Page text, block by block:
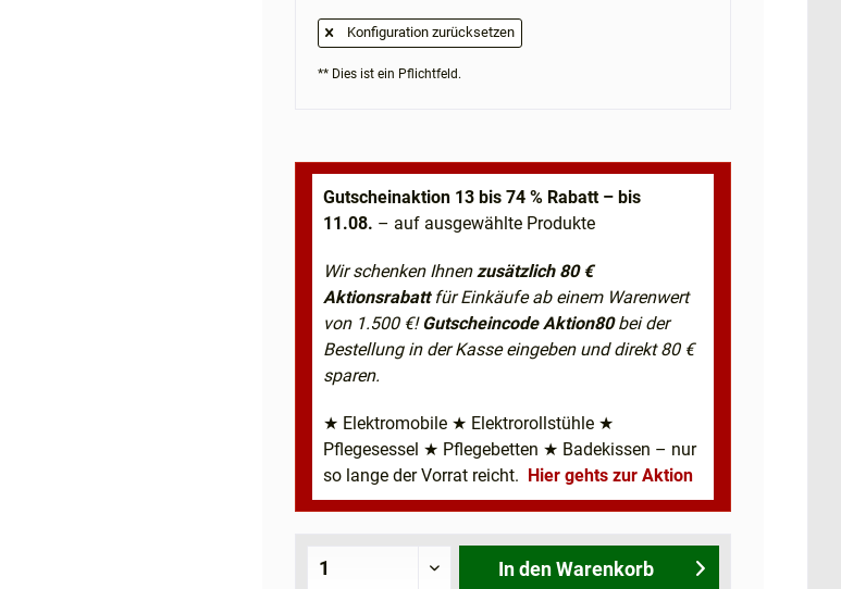
Konfiguration zurücksetzen
** Dies ist ein Pflichtfeld.
Gutscheinaktion 13 bis 74 % Rabatt – bis
11.08. – auf ausgewählte Produkte
Wir schenken Ihnenzusätzlich 80 €
Aktionsrabattfür Einkäufe ab einem Warenwert
von 1.500 €!Gutscheincode Aktion80bei der
Bestellung in der Kasse eingeben und direkt 80 €
sparen.
★ Elektromobile ★ Elektrorollstühle ★
Pflegesessel ★ Pflegebetten ★ Badekissen – nur
so lange der Vorrat reicht. Hier gehts zur Aktion
In den Warenkorb